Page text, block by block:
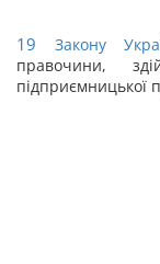
19 Закону
правочини,
підприємницької